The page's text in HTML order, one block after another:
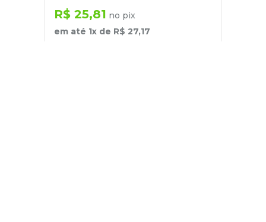
R$ 25,81 no pix
em até 1x de R$ 27,17